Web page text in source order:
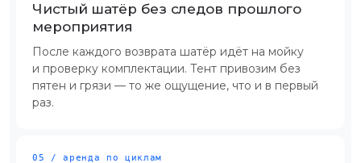
Чистый шатёр без следов прошлого
мероприятия
После каждого возврата шатёр идёт на мойку
и проверку комплектации. Тент привозим без
пятен и грязи — то же ощущение, что и в первый
раз.
05 / аренда по циклам